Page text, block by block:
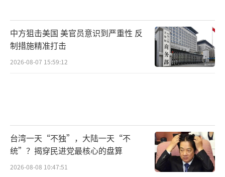
中方狙击美国 美官员意识到严重性 反
制措施精准打击
2026-08-07 15:59:12
台湾一天“不独”，大陆一天“不
统”？揭穿民进党最核心的盘算
2026-08-08 10:47:51